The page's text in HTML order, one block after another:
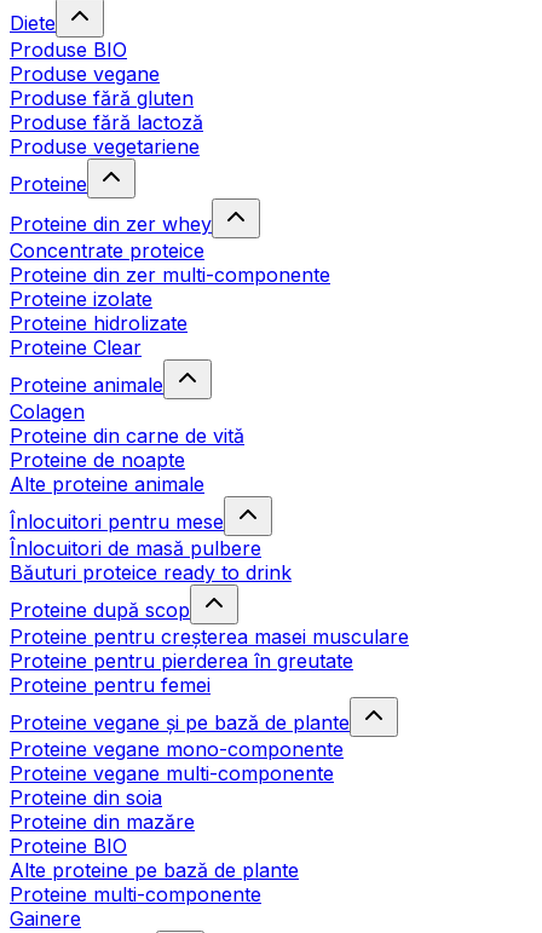
Diete
Produse BIO
Produse vegane
Produse fără gluten
Produse fără lactoză
Produse vegetariene
Proteine
Proteine din zer whey
Concentrate proteice
Proteine din zer multi-componente
Proteine izolate
Proteine hidrolizate
Proteine Clear
Proteine animale
Colagen
Proteine din carne de vită
Proteine de noapte
Alte proteine animale
Înlocuitori pentru mese
Înlocuitori de masă pulbere
Băuturi proteice ready to drink
Proteine după scop
Proteine pentru creșterea masei musculare
Proteine pentru pierderea în greutate
Proteine pentru femei
Proteine vegane și pe bază de plante
Proteine vegane mono-componente
Proteine vegane multi-componente
Proteine din soia
Proteine din mazăre
Proteine BIO
Alte proteine pe bază de plante
Proteine multi-componente
Gainere